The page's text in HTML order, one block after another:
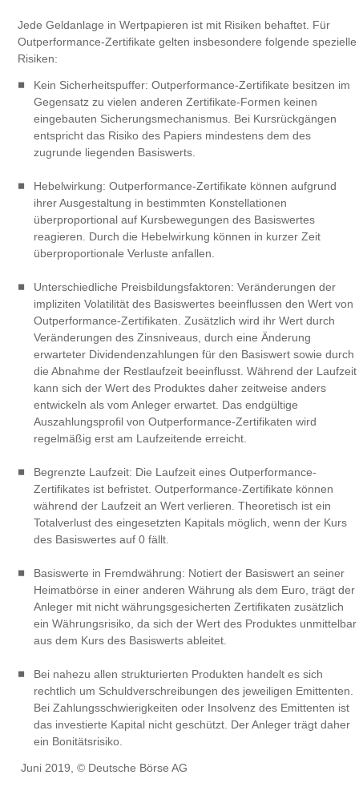
Jede Geldanlage in Wertpapieren ist mit Risiken behaftet. Für
Outperformance-Zertifikate gelten insbesondere folgende spezielle
Risiken:
Kein Sicherheitspuffer: Outperformance-Zertifikate besitzen im
Gegensatz zu vielen anderen Zertifikate-Formen keinen
eingebauten Sicherungsmechanismus. Bei Kursrückgängen
entspricht das Risiko des Papiers mindestens dem des
zugrunde liegenden Basiswerts.
Hebelwirkung: Outperformance-Zertifikate können aufgrund
ihrer Ausgestaltung in bestimmten Konstellationen
überproportional auf Kursbewegungen des Basiswertes
reagieren. Durch die Hebelwirkung können in kurzer Zeit
überproportionale Verluste anfallen.
Unterschiedliche Preisbildungsfaktoren: Veränderungen der
impliziten Volatilität des Basiswertes beeinflussen den Wert von
Outperformance-Zertifikaten. Zusätzlich wird ihr Wert durch
Veränderungen des Zinsniveaus, durch eine Änderung
erwarteter Dividendenzahlungen für den Basiswert sowie durch
die Abnahme der Restlaufzeit beeinflusst. Während der Laufzeit
kann sich der Wert des Produktes daher zeitweise anders
entwickeln als vom Anleger erwartet. Das endgültige
Auszahlungsprofil von Outperformance-Zertifikaten wird
regelmäßig erst am Laufzeitende erreicht.
Begrenzte Laufzeit: Die Laufzeit eines Outperformance-
Zertifikates ist befristet. Outperformance-Zertifikate können
während der Laufzeit an Wert verlieren. Theoretisch ist ein
Totalverlust des eingesetzten Kapitals möglich, wenn der Kurs
des Basiswertes auf 0 fällt.
Basiswerte in Fremdwährung: Notiert der Basiswert an seiner
Heimatbörse in einer anderen Währung als dem Euro, trägt der
Anleger mit nicht währungsgesicherten Zertifikaten zusätzlich
ein Währungsrisiko, da sich der Wert des Produktes unmittelbar
aus dem Kurs des Basiswerts ableitet.
Bei nahezu allen strukturierten Produkten handelt es sich
rechtlich um Schuldverschreibungen des jeweiligen Emittenten.
Bei Zahlungsschwierigkeiten oder Insolvenz des Emittenten ist
das investierte Kapital nicht geschützt. Der Anleger trägt daher
ein Bonitätsrisiko.
Juni 2019, © Deutsche Börse AG